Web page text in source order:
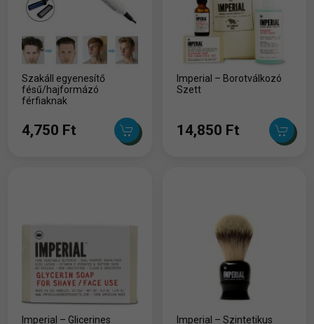
Szakáll egyenesítő
fésű/hajformázó
férfiaknak
4,750 Ft
Imperial – Borotválkozó
Szett
14,850 Ft
Imperial – Glicerines
Imperial – Szintetikus